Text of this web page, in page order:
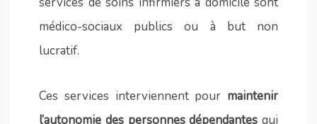
médico-sociaux publics ou à but non
lucratif.
Ces services interviennent pour maintenir
l’autonomie des personnes dépendantes qui